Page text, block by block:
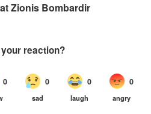
Zionis Bombardir